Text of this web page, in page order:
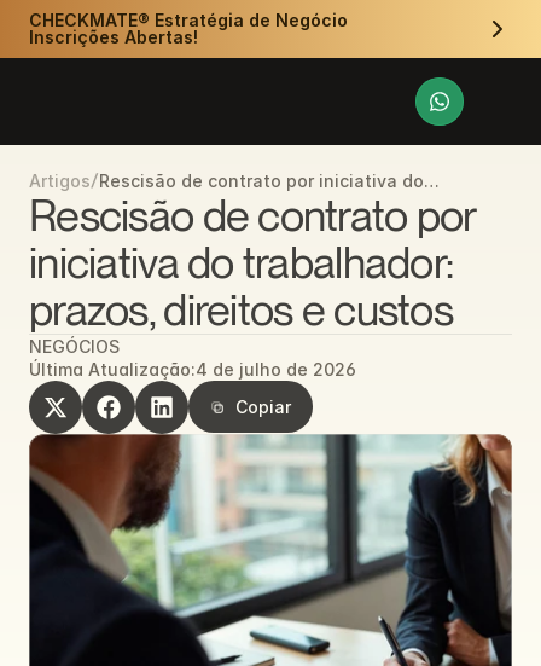
Artigos/Rescisão de contrato por iniciativa do
trabalhador: prazos, direitos e custos
Rescisão de contrato por
iniciativa do trabalhador:
prazos, direitos e custos
NEGÓCIOS
Última Atualização:4 de julho de 2026
Copiar
Copiar
CHECKMATE® Estratégia de Negócio
Inscrições Abertas!